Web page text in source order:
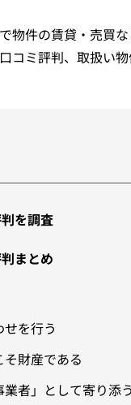
物件の賃貸・売買
コミ評判、取扱い
を調査
まとめ
を行う
財産である
者」として寄り添う